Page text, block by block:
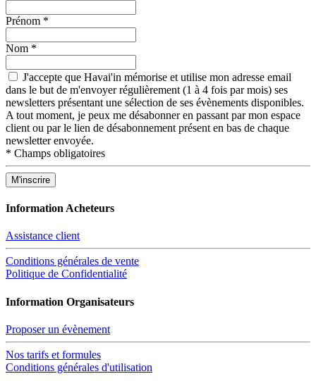
Prénom *
Nom *
J'accepte que Havai'in mémorise et utilise mon adresse email
dans le but de m'envoyer régulièrement (1 à 4 fois par mois) ses
newsletters présentant une sélection de ses évènements disponibles.
A tout moment, je peux me désabonner en passant par mon espace
client ou par le lien de désabonnement présent en bas de chaque
newsletter envoyée.
* Champs obligatoires
Information Acheteurs
Assistance client
Conditions générales de vente
Politique de Confidentialité
Information Organisateurs
Proposer un évènement
Nos tarifs et formules
Conditions générales d'utilisation